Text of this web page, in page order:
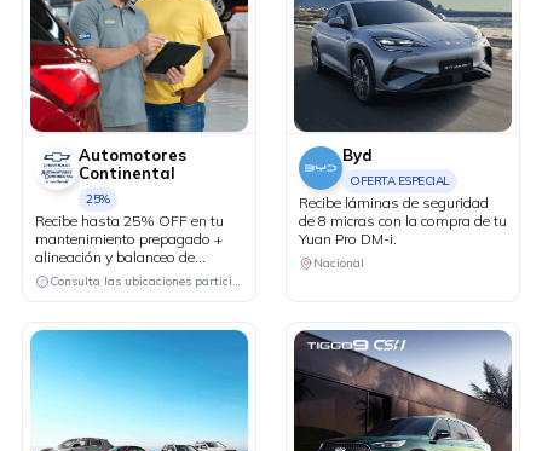
Automotores
Continental
25%
Recibe hasta 25% OFF en tu
mantenimiento prepagado +
alineación y balanceo de
cortesía.
Consulta las ubicaciones participantes
Byd
OFERTA ESPECIAL
Recibe láminas de seguridad
de 8 micras con la compra de tu
Yuan Pro DM-i.
Nacional